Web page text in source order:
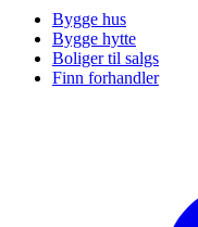
Bygge hus
Bygge hytte
Boliger til salgs
Finn forhandler